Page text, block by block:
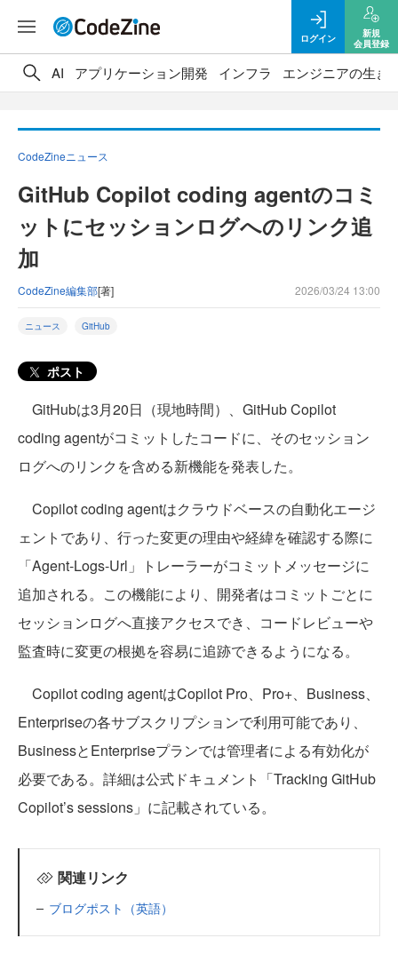
ログイン
新規
会員登録
AI アプリケーション開発 インフラ エンジニアの生き
CodeZineニュース
GitHub Copilot coding agentのコミ
ットにセッションログへのリンク追
加
CodeZine編集部[著] 2026/03/24 13:00
ニュース GitHub
ポスト
GitHubは3月20日（現地時間）、GitHub Copilot
coding agentがコミットしたコードに、そのセッション
ログへのリンクを含める新機能を発表した。
Copilot coding agentはクラウドベースの自動化エージ
ェントであり、行った変更の理由や経緯を確認する際に
「Agent-Logs-Url」トレーラーがコミットメッセージに
追加される。この機能により、開発者はコミットごとに
セッションログへ直接アクセスでき、コードレビューや
監査時に変更の根拠を容易に追跡できるようになる。
Copilot coding agentはCopilot Pro、Pro+、Business、
Enterpriseの各サブスクリプションで利用可能であり、
BusinessとEnterpriseプランでは管理者による有効化が
必要である。詳細は公式ドキュメント「Tracking GitHub
Copilot’s sessions」に記載されている。
関連リンク
ブログポスト（英語）